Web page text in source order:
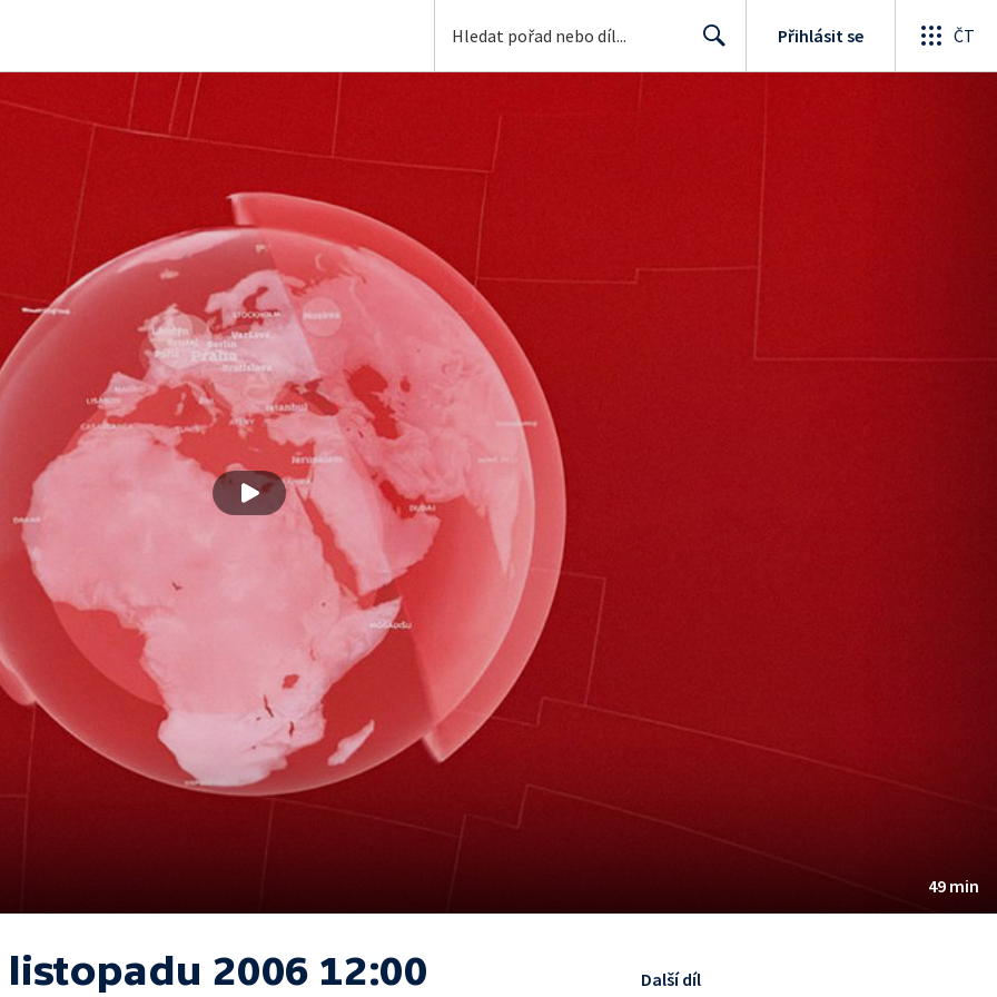
Přihlásit se ČT
49 min
listopadu 2006 12:00 Další díl